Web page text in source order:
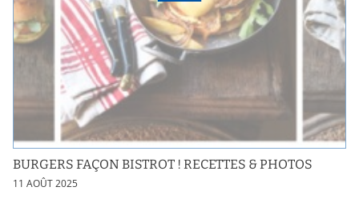
BURGERS FAÇON BISTROT ! RECETTES & PHOTOS
11 AOÛT 2025